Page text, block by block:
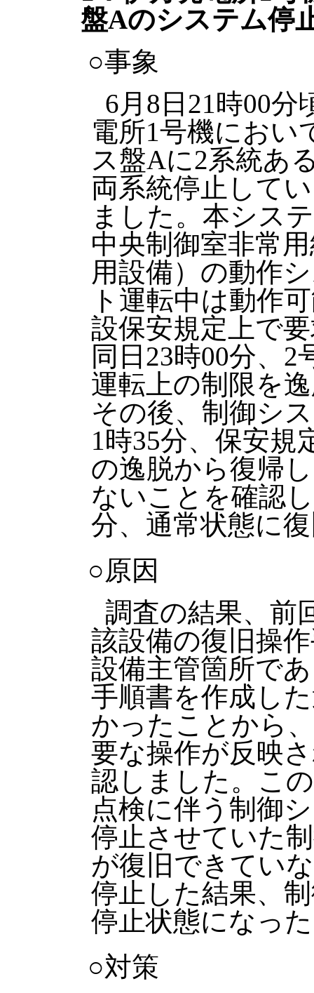
盤Aのシステム停
○事象
6月8日21時00分
電所1号機におい
ス盤Aに2系統あ
両系統停止して
ました。本シス
中央制御室非常
用設備）の動作
ト運転中は動作
設保安規定上で
同日23時00分、
運転上の制限を
その後、制御シ
1時35分、保安規
の逸脱から復帰
ないことを確認
分、通常状態に
○原因
調査の結果、前
該設備の復旧操
設備主管箇所で
手順書を作成し
かったことから
要な操作が反映
認しました。こ
点検に伴う制御
停止させていた
が復旧できてい
停止した結果、
停止状態になっ
○対策